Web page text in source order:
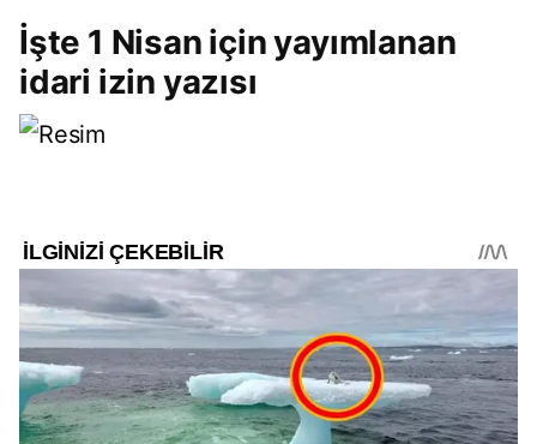
İşte 1 Nisan için yayımlanan
idari izin yazısı